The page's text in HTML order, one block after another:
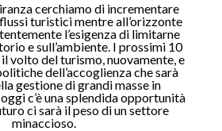
cerchiamo di incrementare
turistici mentre all’orizzonte
l’esigenza di limitarne
e sull’ambiente. I prossimi 10
volto del turismo, nuovamente, e
dell’accoglienza che sarà
gestione di grandi masse in
c’è una splendida opportunità
ci sarà il peso di un settore
minaccioso.